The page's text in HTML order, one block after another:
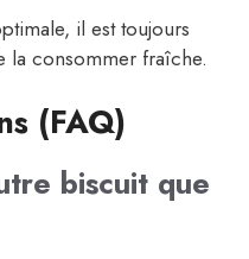
il est toujours
la consommer fraîche.
(FAQ)
biscuit que